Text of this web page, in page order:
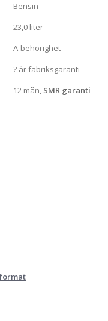
Bensin
23,0 liter
A-behörighet
? år fabriksgaranti
12 mån, SMR garanti